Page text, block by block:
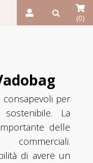
(0)
consapevoli per
La
delle
di avere un